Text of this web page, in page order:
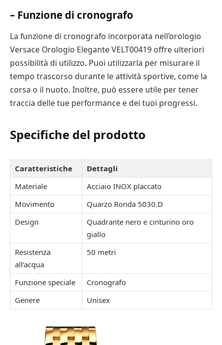
– Funzione di cronografo
La funzione di cronografo incorporata nell’orologio
Versace Orologio Elegante VELT00419 offre ulteriori
possibilità di utilizzo. Puoi utilizzarla per misurare il
tempo trascorso durante le attività sportive, come la
corsa o il nuoto. Inoltre, può essere utile per tener
traccia delle tue performance e dei tuoi progressi.
Specifiche del prodotto
Caratteristiche
Dettagli
Materiale
Acciaio INOX placcato
Movimento
Quarzo Ronda 5030.D
Design
Quadrante nero e cinturino oro
giallo
Resistenza
all’acqua
50 metri
Funzione speciale
Cronografo
Genere
Unisex